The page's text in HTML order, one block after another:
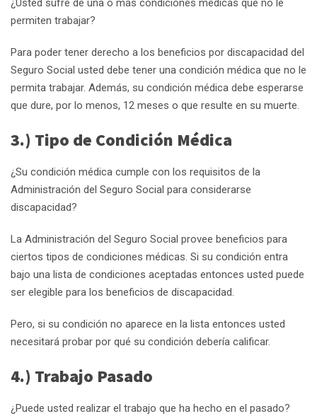
¿Usted sufre de una o más condiciones médicas que no le
permiten trabajar?
Para poder tener derecho a los beneficios por discapacidad del
Seguro Social usted debe tener una condición médica que no le
permita trabajar. Además, su condición médica debe esperarse
que dure, por lo menos, 12 meses o que resulte en su muerte.
3.) Tipo de Condición Médica
¿Su condición médica cumple con los requisitos de la
Administración del Seguro Social para considerarse
discapacidad?
La Administración del Seguro Social provee beneficios para
ciertos tipos de condiciones médicas. Si su condición entra
bajo una lista de condiciones aceptadas entonces usted puede
ser elegible para los beneficios de discapacidad.
Pero, si su condición no aparece en la lista entonces usted
necesitará probar por qué su condición debería calificar.
4.) Trabajo Pasado
¿Puede usted realizar el trabajo que ha hecho en el pasado?